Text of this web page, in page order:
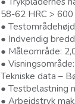
58-62 HRC >
●
● Indvendig
● Måleområde:
●
Tekniske data –
● Testbelastning
● Arbejdstryk